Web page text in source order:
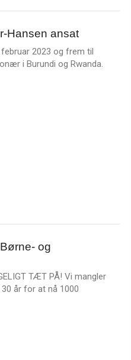
Hansen ansat
2023 og frem til
i Burundi og Rwanda.
og
TÆT PÅ! Vi mangler
år for at nå 1000